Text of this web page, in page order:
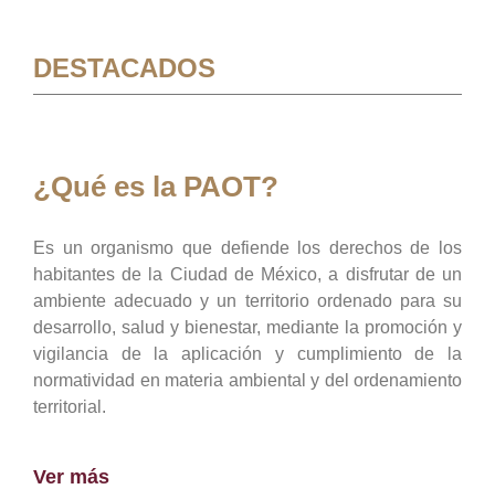
DESTACADOS
¿Qué es la PAOT?
Es un organismo que defiende los derechos de los
habitantes de la Ciudad de México, a disfrutar de un
ambiente adecuado y un territorio ordenado para su
desarrollo, salud y bienestar, mediante la promoción y
vigilancia de la aplicación y cumplimiento de la
normatividad en materia ambiental y del ordenamiento
territorial.
Ver más